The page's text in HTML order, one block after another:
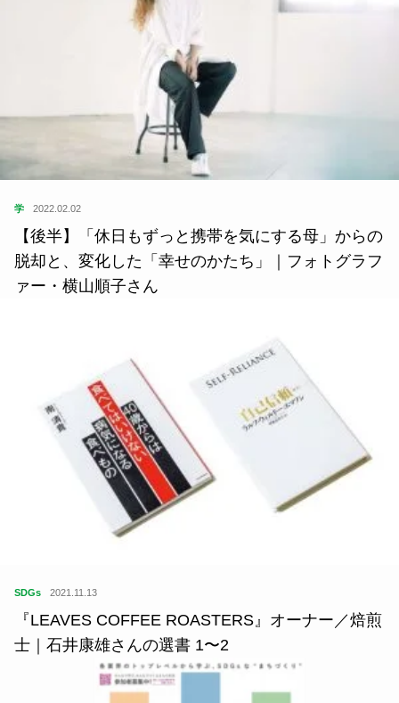
学 2022.02.02
【後半】「休日もずっと携帯を気にする母」からの
脱却と、変化した「幸せのかたち」｜フォトグラフ
ァー・横山順子さん
SDGs 2021.11.13
『LEAVES COFFEE ROASTERS』オーナー／焙煎
士｜石井康雄さんの選書 1〜2